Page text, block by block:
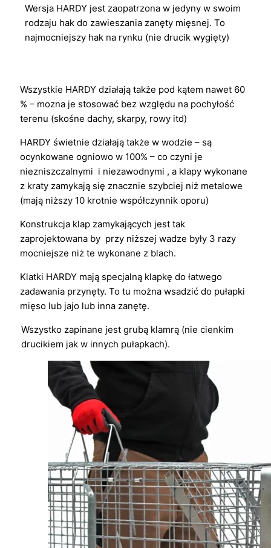
Wersja HARDY jest zaopatrzona w jedyny w swoim
rodzaju hak do zawieszania zanęty mięsnej. To
najmocniejszy hak na rynku (nie drucik wygięty)
Wszystkie HARDY działają także pod kątem nawet 60
% – mozna je stosować bez względu na pochyłość
terenu (skośne dachy, skarpy, rowy itd)
HARDY świetnie działają także w wodzie – są
ocynkowane ogniowo w 100% – co czyni je
niezniszczalnymi i niezawodnymi , a klapy wykonane
z kraty zamykają się znacznie szybciej niż metalowe
(mają niższy 10 krotnie współczynnik oporu)
Konstrukcja klap zamykających jest tak
zaprojektowana by przy niższej wadze były 3 razy
mocniejsze niż te wykonane z blach.
Klatki HARDY mają specjalną klapkę do łatwego
zadawania przynęty. To tu można wsadzić do pułapki
mięso lub jajo lub inna zanętę.
Wszystko zapinane jest grubą klamrą (nie cienkim
drucikiem jak w innych pułapkach).